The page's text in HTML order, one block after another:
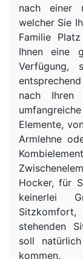
nach einer
welcher Sie
Familie
Ihnen eine
Verfügung,
nach Ihren
Elemente,
Armlehne
Hocker, für
keinerlei
stehenden
soll
kommen.